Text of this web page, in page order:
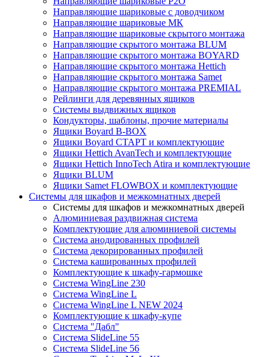
Направляющие шариковые с доводчиком
Направляющие шариковые МК
Направляющие шариковые скрытого монтажа
Направляющие скрытого монтажа BLUM
Направляющие скрытого монтажа BOYARD
Направляющие скрытого монтажа Hettich
Направляющие скрытого монтажа Samet
Направляющие скрытого монтажа PREMIAL
Рейлинги для деревянных ящиков
Системы выдвижных ящиков
Кондукторы, шаблоны, прочие материалы
Ящики Boyard B-BOX
Ящики Boyard СТАРТ и комплектующие
Ящики Hettich AvanTech и комплектующие
Ящики Hettich InnoTech Atira и комплектующие
Ящики BLUM
Ящики Samet FLOWBOX и комплектующие
Системы для шкафов и межкомнатных дверей
Системы для шкафов и межкомнатных дверей
Алюминиевая раздвижная система
Комплектующие для алюминиевой системы
Система анодированных профилей
Система декорированных профилей
Система кашированных профилей
Комплектующие к шкафу-гармошке
Система WingLine 230
Система WingLine L
Система WingLine L NEW 2024
Комплектующие к шкафу-купе
Система "Дабл"
Система SlideLine 55
Система SlideLine 56